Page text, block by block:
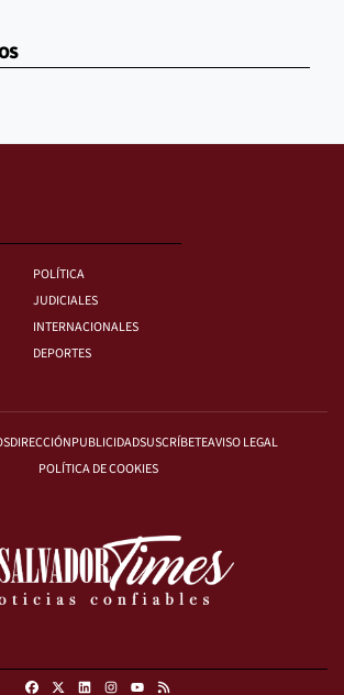
POLÍTICA
JUDICIALES
INTERNACIONALES
DEPORTES
DIRECCIÓNPUBLICIDADSUSCRÍBETEAVISO LEGAL
POLÍTICA DE COOKIES
FacebookLinkedinInstagram